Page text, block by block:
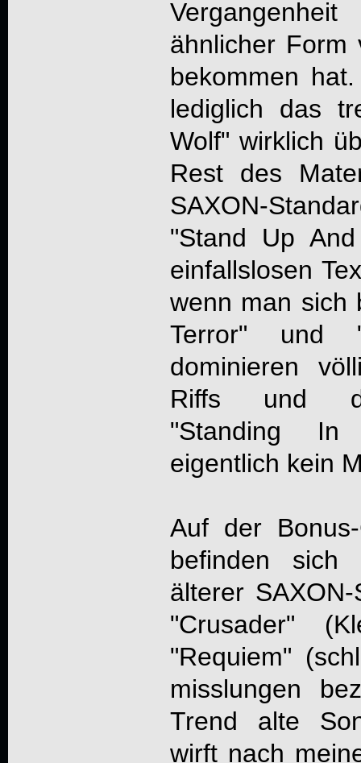
ähnlicher
bekommen
lediglich das
Wolf" wirklich
Rest des
SAXON-
"Stand Up
einfallslosen
wenn man sich
Terror" und
dominieren
Riffs und
"Standing
eigentlich kein
Auf der
befinden sich
älterer
"Crusader"
"Requiem"
misslungen
Trend alte
wirft nach